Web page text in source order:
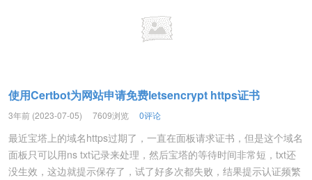
使用Certbot为网站申请免费letsencrypt https证书
3年前 (2023-07-05) 7609浏览 0评论
最近宝塔上的域名https过期了，一直在面板请求证书，但是这个域名
面板只可以用ns txt记录来处理，然后宝塔的等待时间非常短，txt还
没生效，这边就提示保存了，试了好多次都失败，结果提示认证频繁